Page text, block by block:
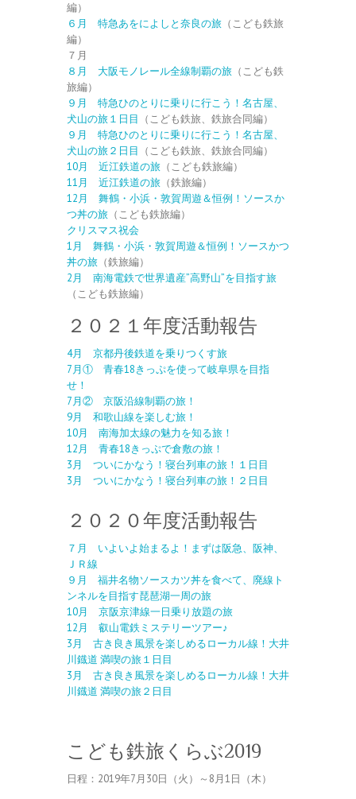
編）
６月 特急あをによしと奈良の旅 （こども鉄旅
編）
７月
８月 大阪モノレール全線制覇の旅 （こども鉄
旅編）
９月 特急ひのとりに乗りに行こう！名古屋、
犬山の旅１日目 （こども鉄旅、鉄旅合同編）
９月 特急ひのとりに乗りに行こう！名古屋、
犬山の旅２日目 （こども鉄旅、鉄旅合同編）
10月 近江鉄道の旅 （こども鉄旅編）
11月 近江鉄道の旅 （鉄旅編）
12月 舞鶴・小浜・敦賀周遊＆恒例！ソースか
つ丼の旅 （こども鉄旅編）
クリスマス祝会
1月 舞鶴・小浜・敦賀周遊＆恒例！ソースかつ
丼の旅 （鉄旅編）
2月 南海電鉄で世界遺産”高野山”を目指す旅
（こども鉄旅編）
２０２１年度活動報告
4月 京都丹後鉄道を乗りつくす旅
7月① 青春18きっぷを使って岐阜県を目指
せ！
7月② 京阪沿線制覇の旅！
9月 和歌山線を楽しむ旅！
10月 南海加太線の魅力を知る旅！
12月 青春18きっぷで倉敷の旅！
3月 ついにかなう！寝台列車の旅！１日目
3月 ついにかなう！寝台列車の旅！２日目
２０２０年度活動報告
７月 いよいよ始まるよ！まずは阪急、阪神、
ＪＲ線
９月 福井名物ソースカツ丼を食べて、廃線ト
ンネルを目指す琵琶湖一周の旅
10月 京阪京津線一日乗り放題の旅
12月 叡山電鉄ミステリーツアー♪
3月 古き良き風景を楽しめるローカル線！大井
川鐡道 満喫の旅１日目
3月 古き良き風景を楽しめるローカル線！大井
川鐡道 満喫の旅２日目
こども鉄旅くらぶ2019
日程：2019年7月30日（火）～8月1日（木）